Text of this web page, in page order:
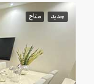
جديد متاح